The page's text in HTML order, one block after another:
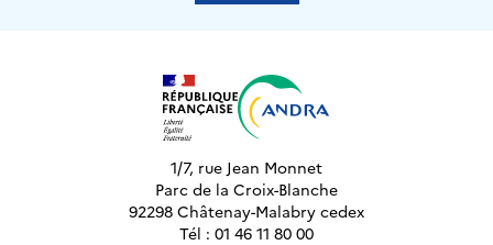
1/7, rue Jean Monnet
Parc de la Croix-Blanche
92298 Châtenay-Malabry cedex
Tél : 01 46 11 80 00